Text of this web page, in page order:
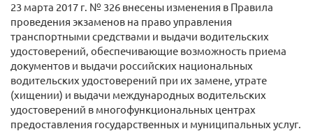
23 марта 2017 г. № 326 внесены изменения в Правила
проведения экзаменов на право управления
транспортными средствами и выдачи водительских
удостоверений, обеспечивающие возможность приема
документов и выдачи российских национальных
водительских удостоверений при их замене, утрате
(хищении) и выдачи международных водительских
удостоверений в многофункциональных центрах
предоставления государственных и муниципальных услуг.